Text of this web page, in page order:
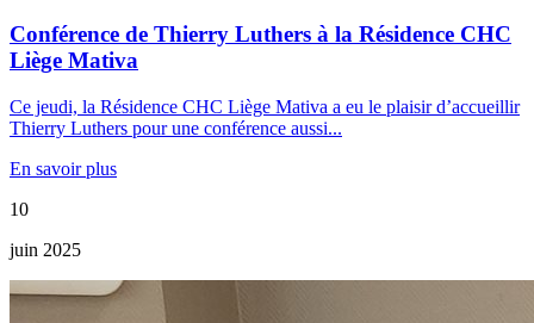
Conférence de Thierry Luthers à la Résidence CHC
Liège Mativa
Ce jeudi, la Résidence CHC Liège Mativa a eu le plaisir d’accueillir
Thierry Luthers pour une conférence aussi...
En savoir plus
10
juin 2025